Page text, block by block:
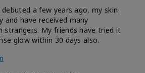
a few years ago, my skin
and have received many
strangers. My friends have tried it
glow within 30 days also.